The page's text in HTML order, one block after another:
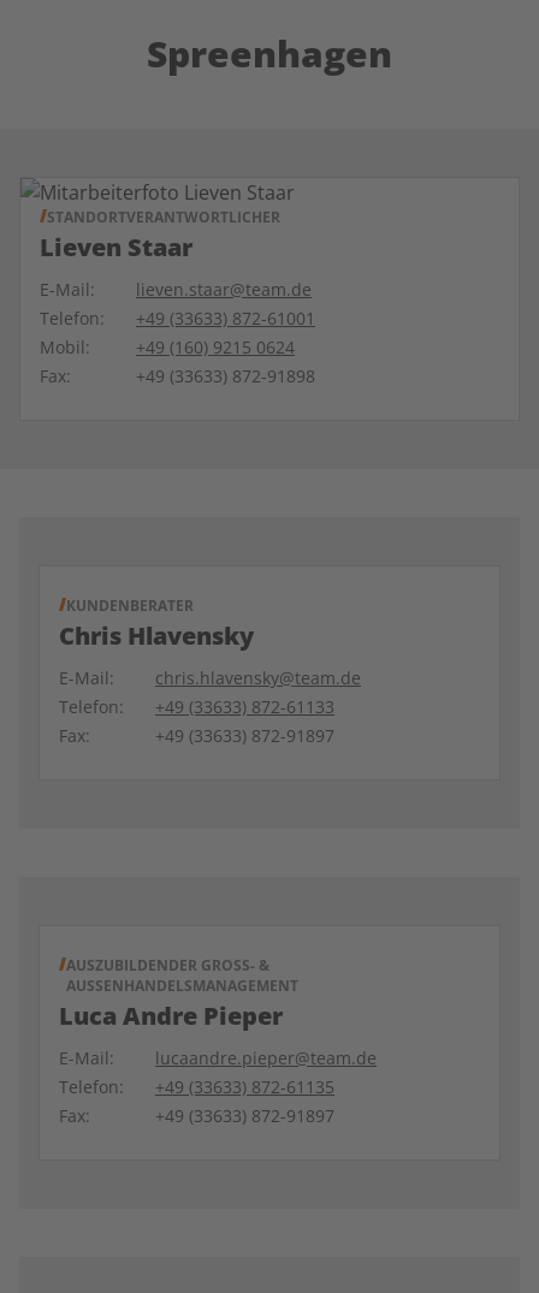
Spreenhagen
STANDORTVERANTWORTLICHER
Lieven Staar
E-Mail:
lieven.staar@team.de
Telefon:
+49 (33633) 872-61001
Mobil:
+49 (160) 9215 0624
Fax:
+49 (33633) 872-91898
KUNDENBERATER
Chris Hlavensky
E-Mail:
chris.hlavensky@team.de
Telefon:
+49 (33633) 872-61133
Fax:
+49 (33633) 872-91897
AUSZUBILDENDER GROSS- & A
USSENHANDELSMANAGEMENT
Luca Andre Pieper
E-Mail:
lucaandre.pieper@team.de
Telefon:
+49 (33633) 872-61135
Fax:
+49 (33633) 872-91897